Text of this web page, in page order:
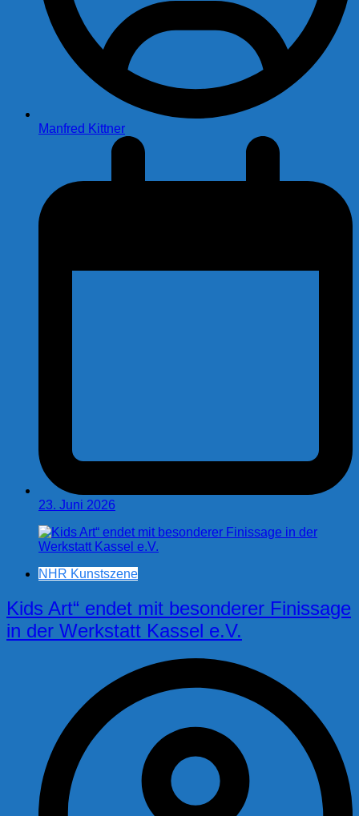
Manfred Kittner
23. Juni 2026
NHR Kunstszene
Kids Art“ endet mit besonderer Finissage
in der Werkstatt Kassel e.V.